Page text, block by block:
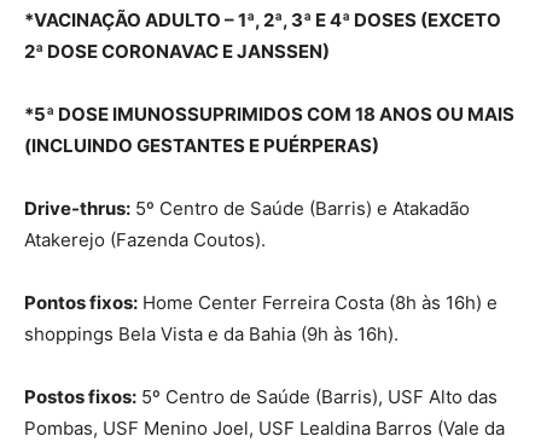
*VACINAÇÃO ADULTO – 1ª, 2ª, 3ª E 4ª DOSES (EXCETO
2ª DOSE CORONAVAC E JANSSEN)
*5ª DOSE IMUNOSSUPRIMIDOS COM 18 ANOS OU MAIS
(INCLUINDO GESTANTES E PUÉRPERAS)
Drive-thrus: 5º Centro de Saúde (Barris) e Atakadão
Atakerejo (Fazenda Coutos).
Pontos fixos: Home Center Ferreira Costa (8h às 16h) e
shoppings Bela Vista e da Bahia (9h às 16h).
Postos fixos: 5º Centro de Saúde (Barris), USF Alto das
Pombas, USF Menino Joel, USF Lealdina Barros (Vale da